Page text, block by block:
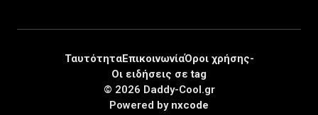
© 2026 Daddy-Cool.gr
ΤαυτότηταΕπικοινωνίαΌροι χρήσης-
Οι ειδήσεις σε tag
Powered by nxcode